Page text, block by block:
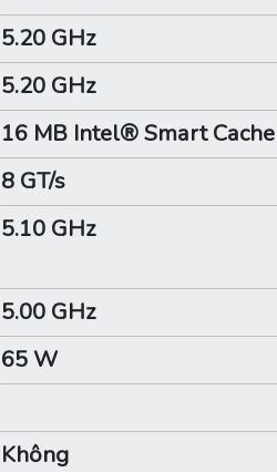
5.20 GHz
5.20 GHz
16 MB Intel® Smart Cache
8 GT/s
5.10 GHz
5.00 GHz
65 W
Không